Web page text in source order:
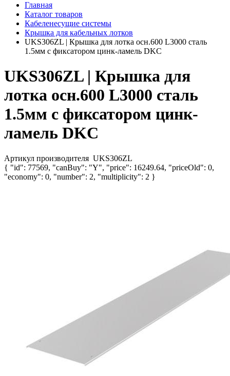
Главная
Каталог товаров
Кабеленесущие системы
Крышка для кабельных лотков
UKS306ZL | Крышка для лотка осн.600 L3000 сталь
1.5мм с фиксатором цинк-ламель DKC
UKS306ZL | Крышка для
лотка осн.600 L3000 сталь
1.5мм с фиксатором цинк-
ламель DKC
Артикул производителя UKS306ZL
{ "id": 77569, "canBuy": "Y", "price": 16249.64, "priceOld": 0,
"economy": 0, "number": 2, "multiplicity": 2 }